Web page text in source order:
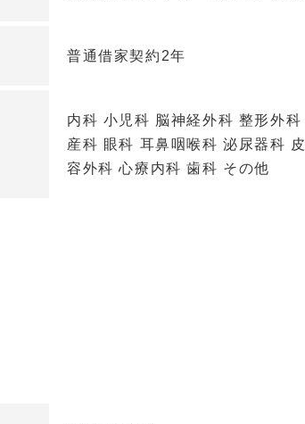
普通借家契約2年
内科 小児科 脳神経外科 整形外科
産科 眼科 耳鼻咽喉科 泌尿器科
容外科 心療内科 歯科 その他